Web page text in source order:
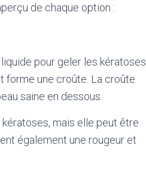
de chaque option :
pour geler les kératoses.
forme une croûte. La croûte
saine en dessous.
mais elle peut être
également une rougeur et